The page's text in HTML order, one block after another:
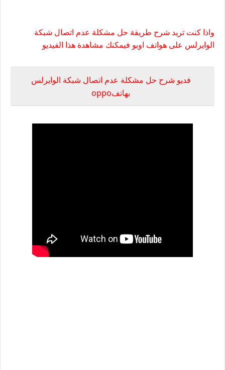
واذا كنت تريد شرح طريقة حل مشكلة عدم اتصال شبكة
الوايرلس على هواتف اوبو فيمكنك مشاهدة هذا الفيديو
فديو شرح حل مشكلة عدم اتصال شبكة الوايرلس
بهاتفoppo